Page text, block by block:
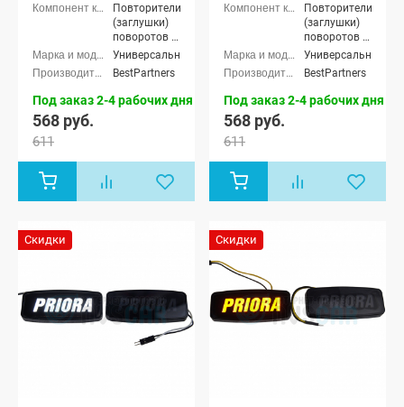
Повторители
(заглушки)
поворотов в
крылья
Универсальные
BestPartners
Под заказ 2-4 рабочих дня
568 руб.
611
Повторители
(заглушки)
поворотов в
крылья
Универсальные
BestPartners
Под заказ 2-4 рабочих дня
568 руб.
611
Скидки Скидки